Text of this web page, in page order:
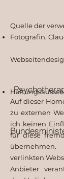
Quelle der
Fotografin,
Auf dieser
zu externen
ich keinen
für diese
verlinkten
Anbieter